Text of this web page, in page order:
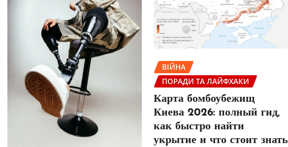
ВІЙНА
ПОРАДИ ТА ЛАЙФХАКИ
Карта бомбоубежищ
Киева 2026: полный гид,
как быстро найти
укрытие и что стоит знать